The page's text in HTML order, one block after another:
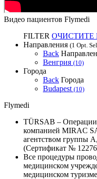
Видео пациентов Flymedi
FILTER ОЧИСТИТЕ
Направления (1 Opt.
Back
Венгрия (10)
Города
Back Города
Budapest (10)
Flymedi
TÜRSAB – Операции
компанией MIRAC
агентством группы
(Сертификат №
Все процедуры
медицинском
медицинском